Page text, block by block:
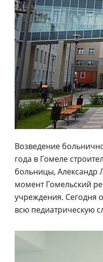
Возведение
года в Гомеле
больницы, Александр
момент Гомельский
учреждения. Сегодня
всю педиатрическую